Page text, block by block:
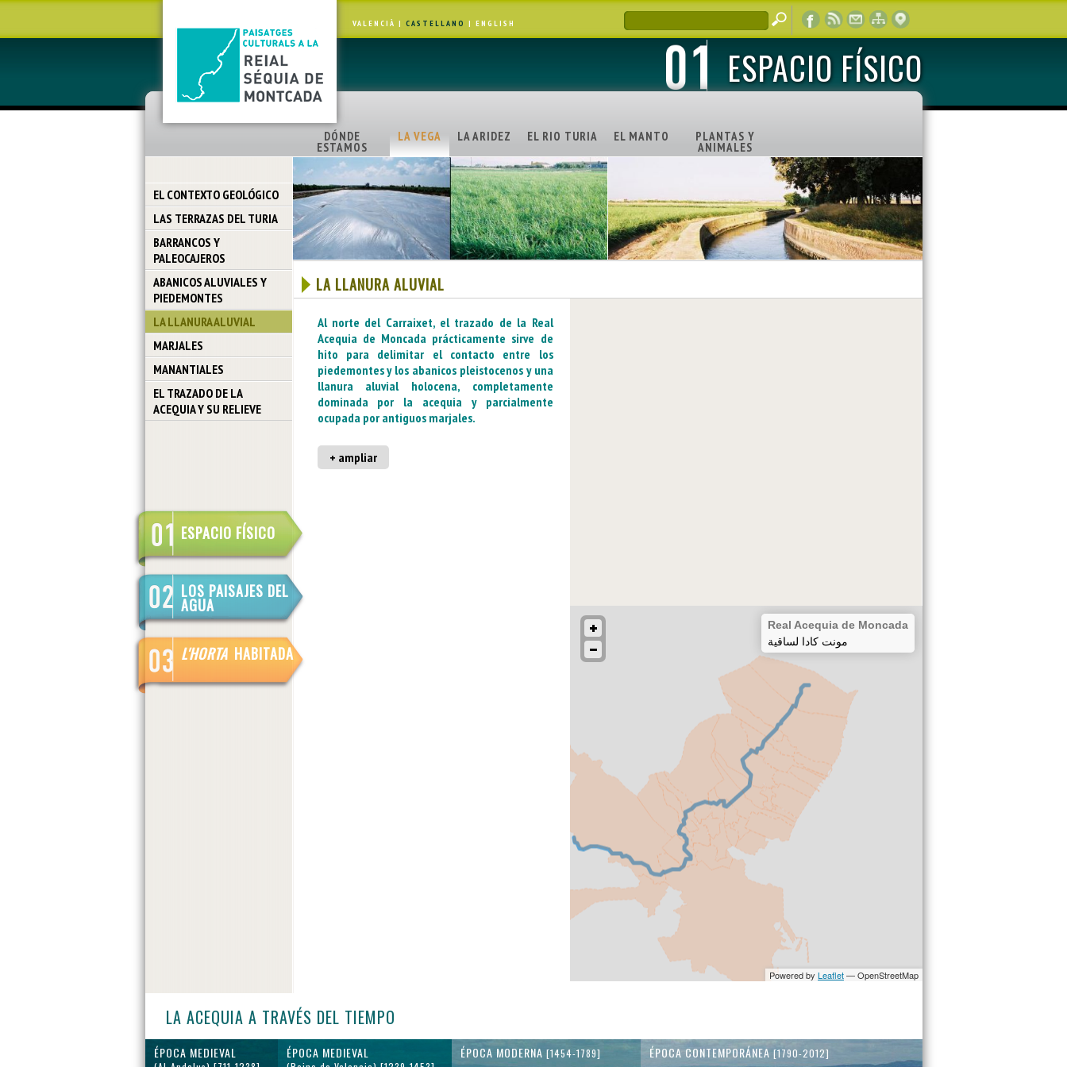
VALENCIÀ | CASTELLANO | ENGLISH
ESPACIO FÍSICO
DÓNDE
ESTAMOS
LA VEGA LA ARIDEZ EL RIO TURIA EL MANTO PLANTAS Y
ANIMALES
EL CONTEXTO GEOLÓGICO
LAS TERRAZAS DEL TURIA
BARRANCOS Y
PALEOCAJEROS
ABANICOS ALUVIALES Y
PIEDEMONTES
LA LLANURA ALUVIAL
MARJALES
MANANTIALES
EL TRAZADO DE LA
ACEQUIA Y SU RELIEVE
ESPACIO FÍSICO
LOS PAISAJES DEL
AGUA
L'HORTA HABITADA
LA LLANURA ALUVIAL
Al norte del Carraixet, el trazado de la Real
Acequia de Moncada prácticamente sirve de
hito para delimitar el contacto entre los
piedemontes y los abanicos pleistocenos y una
llanura aluvial holocena, completamente
dominada por la acequia y parcialmente
ocupada por antiguos marjales.
+ ampliar
LA ACEQUIA A TRAVÉS DEL TIEMPO
ÉPOCA MEDIEVAL ÉPOCA MEDIEVAL ÉPOCA MODERNA [1454-1789] ÉPOCA CONTEMPORÁNEA [1790-2012]